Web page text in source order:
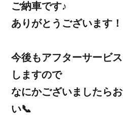
ご納車です♪
ありがとうございます！
今後もアフターサービ
しますので
なにかございましたら
い📞